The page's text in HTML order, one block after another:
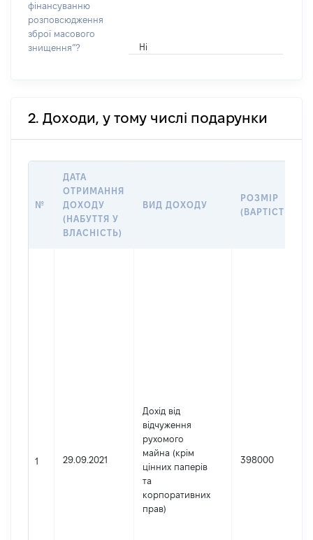
фінансуванню
розповсюдження
зброї масового
знищення”?
Ні
2. Доходи, у тому числі подарунки
№
ДАТА
ОТРИМАННЯ
ДОХОДУ
(НАБУТТЯ У
ВЛАСНІСТЬ)
ВИД ДОХОДУ
РОЗМІР
(ВАРТІСТЬ)
1 29.09.2021
Дохід від
відчуження
рухомого
майна (крім
цінних паперів
та
корпоративних
прав)
398000